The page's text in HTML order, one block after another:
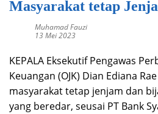
Masyarakat tetap
Muhamad Fauzi
13 Mei 2023
KEPALA Eksekutif Pengawas
Keuangan (OJK) Dian Ediana
masyarakat tetap jenjam dan
yang beredar, seusai PT Bank